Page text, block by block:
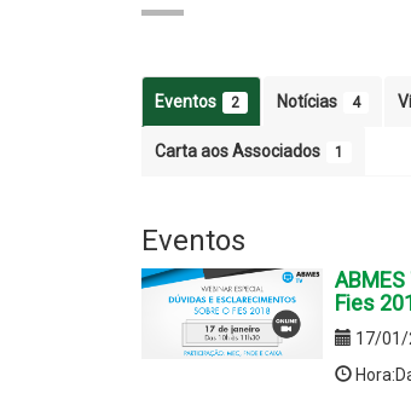
Eventos 2 Notícias 4
Carta aos Associados 1
Eventos
Fies
17/01/